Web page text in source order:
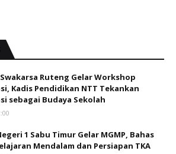
Swakarsa Ruteng Gelar Workshop
Kadis Pendidikan NTT Tekankan
sebagai Budaya Sekolah
1 Sabu Timur Gelar MGMP, Bahas
Mendalam dan Persiapan TKA